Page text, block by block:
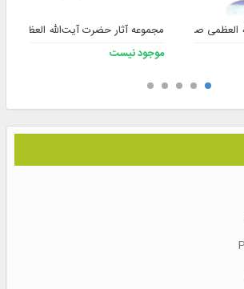
العظمی صافی گلپایگانی (ره)مجموعه آثار حضرت آیت‌الله العظمی
موجود نیست